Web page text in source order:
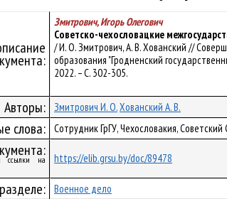
Змитрович, Игорь Олегович
Советско-чехословацкие
/ И. О. Змитрович, А. В. Хованский //
образования "Гродненский
2022. – С. 302-305.
Авторы: Змитрович И. О.Хованский А. В.
слова: Сотрудник ГрГУ, Чехословакия,
ссылки на https://elib.grsu.by/doc/89478
Военное дело